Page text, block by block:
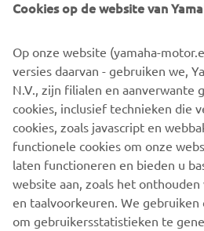
The original Ténéré spirit that
gone away, and is forever in the
Adventure represents a very pure
enjoying motorcycle riding for
of utter freedom and discovery,
places even when there are no
Yamaha are about to give the
future with the unveiling of the T7
Cookies op de website van
Op onze website (yamaha-
versies daarvan - gebruiken we,
N.V., zijn filialen en aanverwante
cookies, inclusief technieken die
cookies, zoals javascript en
functionele cookies om onze
laten functioneren en bieden u
website aan, zoals het
en taalvoorkeuren. We gebruiken
om gebruikersstatistieken te